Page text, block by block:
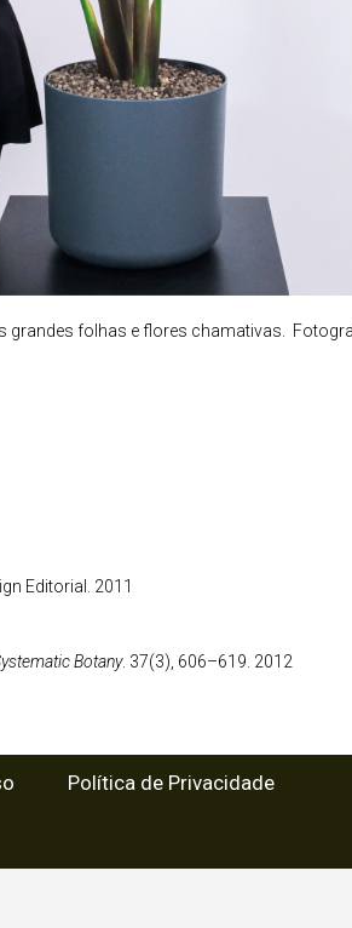
grandes folhas e flores chamativas.
Editorial. 2011
Botany. 37(3), 606–619. 2012
Política de Privacidade